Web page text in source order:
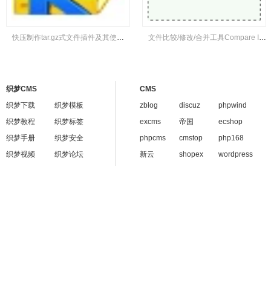
快压制作tar.gz式文件插件及其使用方法 文件比较/修改/合并工具Compare It! v4.2汉化版
织梦CMS
织梦下载
织梦模板
织梦教程
织梦标签
织梦手册
织梦安全
织梦视频
织梦论坛
CMS
zblog
discuz
phpwind
excms
帝国
ecshop
phpcms
cmstop
php168
新云
shopex wordpress